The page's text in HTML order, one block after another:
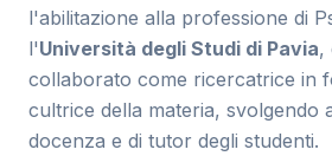
l'abilitazione alla professione di
l'Università degli Studi di Pavia,
collaborato come ricercatrice in
cultrice della materia, svolgendo
docenza e di tutor degli studenti.